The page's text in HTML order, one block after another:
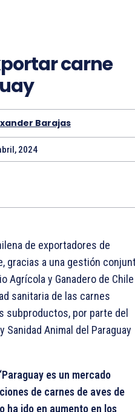
carne
Barajas
2024
de exportadores de
gracias a una gestión
Agrícola y Ganadero de Chile
sanitaria de las carnes
subproductos, por parte del
Sanidad Animal del Paraguay
es un mercado
de carnes de aves de
ha ido en aumento en los